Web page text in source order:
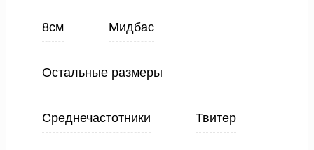
8см Мидбас
Остальные размеры
Среднечастотники Твитер